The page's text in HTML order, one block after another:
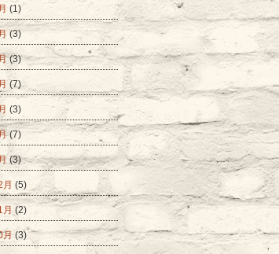
(1)
(3)
(3)
(7)
(3)
(7)
(3)
(5)
(2)
月 (3)